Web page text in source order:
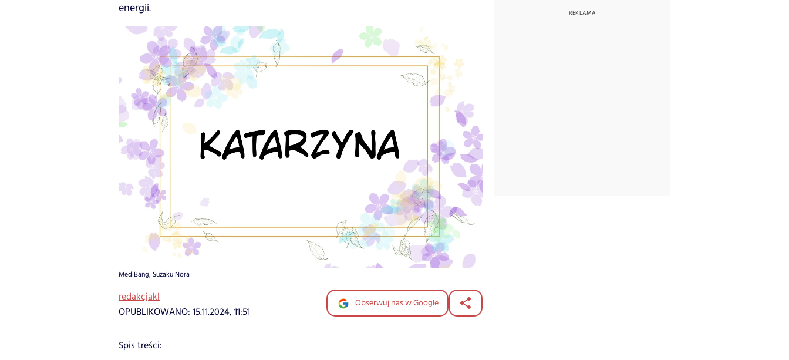
energii.
MediBang, Suzaku Nora
redakcjakl
OPUBLIKOWANO: 15.11.2024, 11:51
Obserwuj nas w Google
Spis treści: